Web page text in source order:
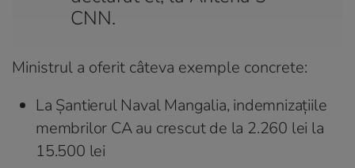
CNN.
Ministrul a oferit câteva exemple concrete:
La Șantierul Naval Mangalia, indemnizațiile
membrilor CA au crescut de la 2.260 lei la
15.500 lei